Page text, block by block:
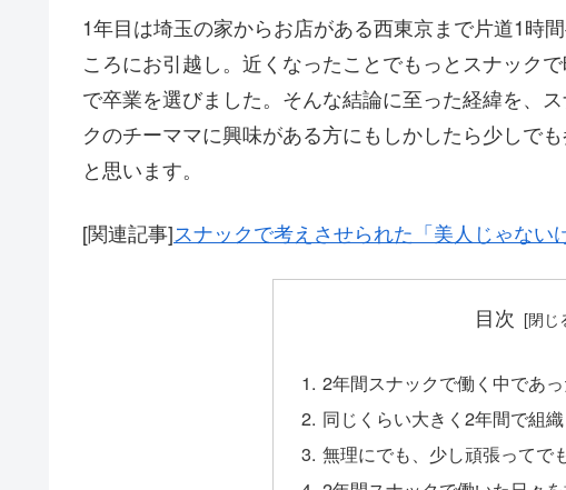
1年目は埼玉の家からお店がある西東京まで片道1時
ころにお引越し。近くなったことでもっとスナック
で卒業を選びました。そんな結論に至った経緯を、
クのチーママに興味がある方にもしかしたら少しで
と思います。
[関連記事]スナックで考えさせられた「美人じゃな
目次
2年間スナックで働く中であ
同じくらい大きく2年間で組
無理にでも、少し頑張ってで